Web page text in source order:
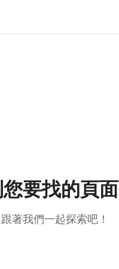
要找的頁面
著我們一起探索吧！